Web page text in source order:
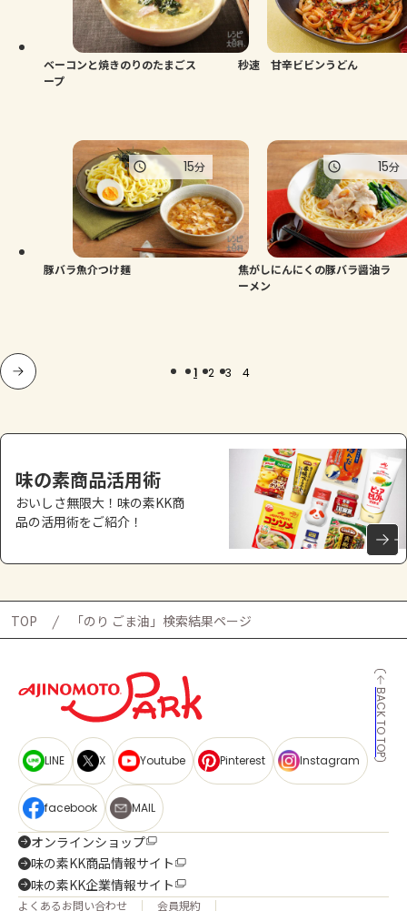
ベーコンと焼きのりのたまごス
ープ
秒速 甘辛ビビンうどん
豚バラ魚介つけ麺
15分
焦がしにんにくの豚バラ醤油ラ
ーメン
15分
1 2 3 4
味の素商品活用術
おいしさ無限大！味の素KK商
品の活用術をご紹介！
TOP 「のり ごま油」検索結果ページ
BACK TO TOP
LINE X Youtube Pinterest Instagram
facebook MAIL
オンラインショップ
味の素KK商品情報サイト
味の素KK企業情報サイト
よくあるお問い合わせ 会員規約